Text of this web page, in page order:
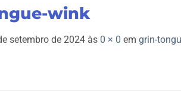
wink
setembro de 2024 às 0 × 0 em grin-